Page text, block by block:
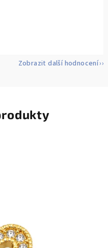
5 z 5 hvězdiček.
Zobrazit další hodnocení